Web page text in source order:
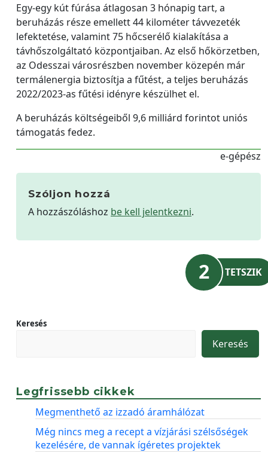
Egy-egy kút fúrása átlagosan 3 hónapig tart, a
beruházás része emellett 44 kilométer távvezeték
lefektetése, valamint 75 hőcserélő kialakítása a
távhőszolgáltató központjaiban. Az első hőkörzetben,
az Odesszai városrészben november közepén már
termálenergia biztosítja a fűtést, a teljes beruházás
2022/2023-as fűtési idényre készülhet el.
A beruházás költségeiből 9,6 milliárd forintot uniós
támogatás fedez.
e-gépész
Szóljon hozzá
A hozzászóláshoz be kell jelentkezni.
2 TETSZIK
Keresés
Keresés
Legfrissebb cikkek
Megmenthető az izzadó áramhálózat
Még nincs meg a recept a vízjárási szélsőségek
kezelésére, de vannak ígéretes projektek